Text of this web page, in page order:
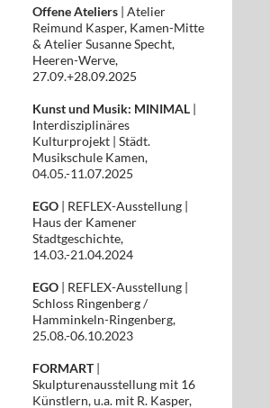
Offene Ateliers | Atelier
Reimund Kasper, Kamen-Mitte
& Atelier Susanne Specht,
Heeren-Werve,
27.09.+28.09.2025
Kunst und Musik: MINIMAL |
Interdisziplinäres
Kulturprojekt | Städt.
Musikschule Kamen,
04.05.-11.07.2025
EGO | REFLEX-Ausstellung |
Haus der Kamener
Stadtgeschichte,
14.03.-21.04.2024
EGO | REFLEX-Ausstellung |
Schloss Ringenberg /
Hamminkeln-Ringenberg,
25.08.-06.10.2023
FORMART|
Skulpturenausstellung mit 16
Künstlern, u.a. mit R. Kasper,